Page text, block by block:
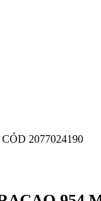
2077024190